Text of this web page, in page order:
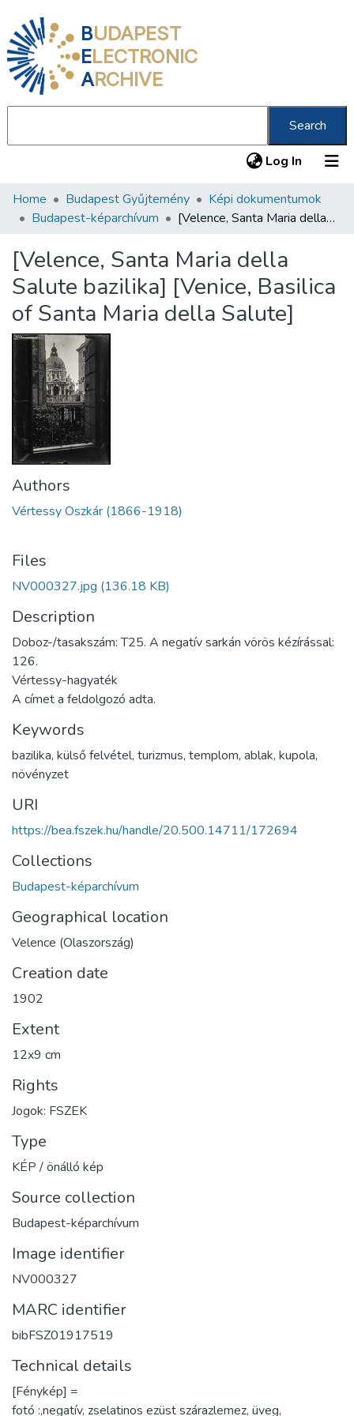
BUDAPEST
ELECTRONIC
ARCHIVE
Search
Log In (current)
Communities & Collections
Statistics
About us
Home Budapest Gyűjtemény
Képi dokumentumok
Budapest-képarchívum
[Velence, Santa Maria della Salute bazilika] [Venice, Basilica of Santa Maria della Salute]
[Velence, Santa Maria della
Salute bazilika] [Venice, Basilica
of Santa Maria della Salute]
Authors
Vértessy Oszkár (1866-1918)
Files
NV000327.jpg (136.18 KB)
Description
Doboz-/tasakszám: T25. A negatív sarkán vörös kézírással:
126.
Vértessy-hagyaték
A címet a feldolgozó adta.
Keywords
bazilika, külső felvétel, turizmus, templom, ablak, kupola,
növényzet
URI
https://bea.fszek.hu/handle/20.500.14711/172694
Collections
Budapest-képarchívum
Geographical location
Velence (Olaszország)
Creation date
1902
Extent
12x9 cm
Rights
Jogok: FSZEK
Type
KÉP / önálló kép
Source collection
Budapest-képarchívum
Image identifier
NV000327
MARC identifier
bibFSZ01917519
Technical details
[Fénykép] =
fotó :,negatív, zselatinos ezüst szárazlemez, üveg,